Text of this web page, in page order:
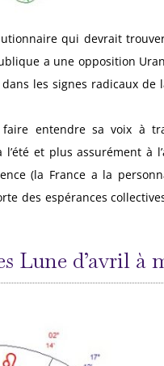
qui devrait
a une opposition
les signes radicaux de
entendre sa voix à
et plus assurément à
(la France a la
des espérances
Lune d’avril à